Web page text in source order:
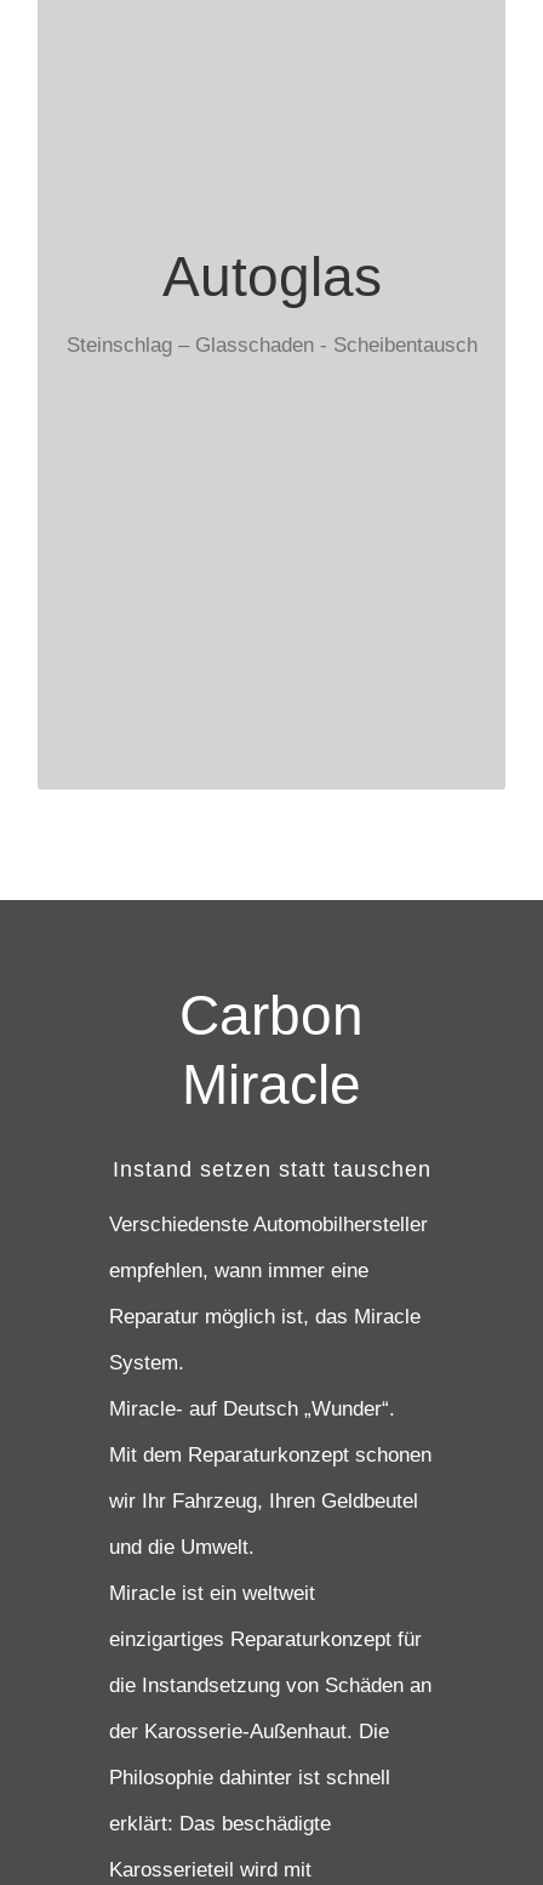
Autoglas
Steinschlag – Glasschaden - Scheibentausch
Seitenscheiben oder tauschen sie bei Bedarf
Carbon
Miracle
Instand setzen statt tauschen
Verschiedenste Automobilhersteller
empfehlen, wann immer eine
Reparatur möglich ist, das Miracle
System.
Miracle- auf Deutsch „Wunder“.
Mit dem Reparaturkonzept schonen
wir Ihr Fahrzeug, Ihren Geldbeutel
und die Umwelt.
Miracle ist ein weltweit
einzigartiges Reparaturkonzept für
die Instandsetzung von Schäden an
der Karosserie-Außenhaut. Die
Philosophie dahinter ist schnell
erklärt: Das beschädigte
Karosserieteil wird mit